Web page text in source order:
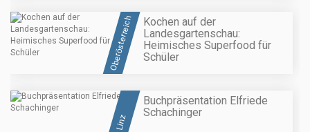
Oberösterreich
Kochen auf der
Landesgartenschau:
Heimisches Superfood für
Schüler
Linz
Buchpräsentation Elfriede
Schachinger